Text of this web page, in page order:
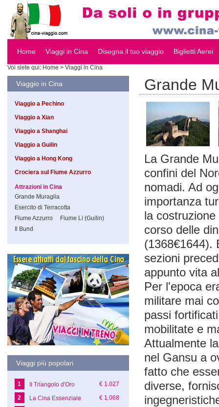
Home Viaggi in Cina Disegna il tuo viaggio Biglietti Aerei
Voi siete qui: Home > Viaggi in Cina
Viaggio in Cina
Viaggio a Pechino
Viaggio a Xian
Viaggio a Shanghai
Viaggio a Guilin
Viaggio a Hong Kong
Crociera sul Fiume Azzurro
Attrazioni in Cina
Grande Muraglia
Esercito di Terracotta
Fiume Azzurro
Fiume Li (Guilin)
Il Bund
Viaggi più popolari
1 Il Triangolo d'Oro
€ 1.027
2
La Cina Essenziale
€ 1.068
Grande
La Grande
confini del
nomadi. Ad
importanza
la
corso delle
(1368€1644).
sezioni
appunto vita
Per l'epoca
militare mai
passi
mobilitate e
Attualmente
nel Gansu a
fatto che
diverse,